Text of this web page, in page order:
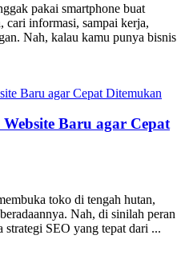
pakai smartphone buat
cari informasi, sampai kerja,
Nah, kalau kamu punya bisnis
Baru agar Cepat
toko di tengah hutan,
Nah, di sinilah peran
SEO yang tepat dari ...